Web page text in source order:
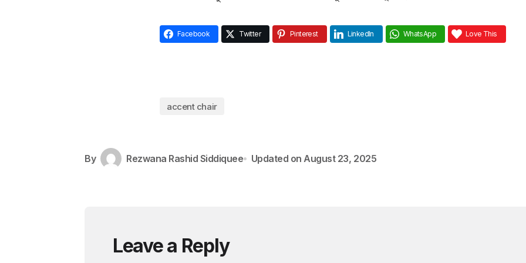
Facebook Twitter Pinterest LinkedIn WhatsApp Love This
accent chair
By Rezwana Rashid Siddiquee Updated on August 23, 2025
Leave a Reply